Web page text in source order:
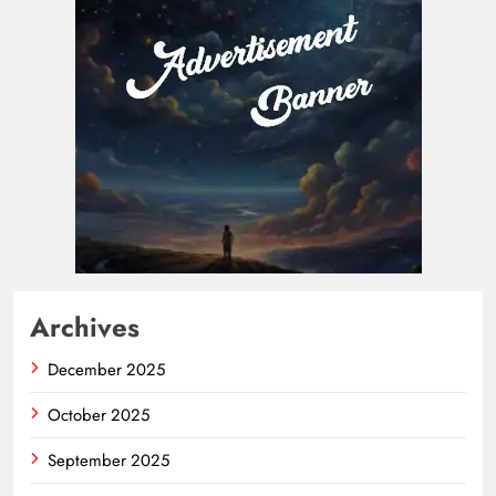
Archives
December 2025
October 2025
September 2025